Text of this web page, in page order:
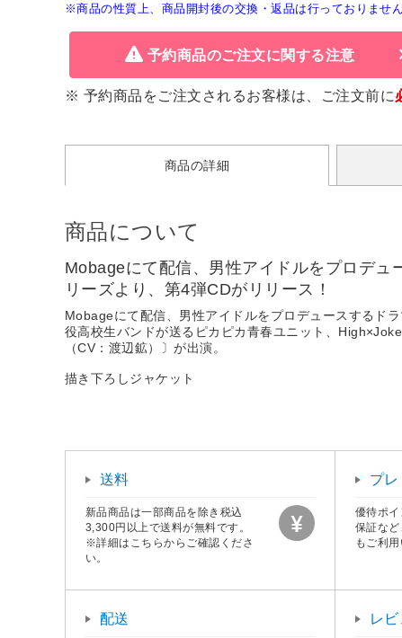
※商品の性質上、商品開封後の交換・返品は行っておりませ
予約商品のご注文に関する注意
※ 予約商品をご注文されるお客様は、ご注文前に
商品の詳細
商品について
Mobageにて配信、男性アイドルをプロデ
リーズより、第4弾CDがリリース！
Mobageにて配信、男性アイドルをプロデュースするド
役高校生バンドが送るピカピカ青春ユニット、
（CV：渡辺鉱）〕が出演。
描き下ろしジャケット
送料
新品商品は一部商品を除き税込
3,300円以上で送料が無料です。
※詳細はこちらからご確認くださ
い。
プレ
優待ポ
保証な
もご利用
配送 レ